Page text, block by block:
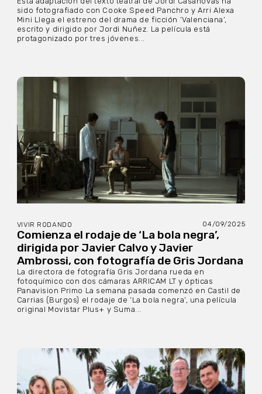
sido fotografiado con Cooke Speed Panchro y Arri Alexa
Mini Llega el estreno del drama de ficción ‘Valenciana’,
escrito y dirigido por Jordi Nuñez. La película está
protagonizado por tres jóvenes...
VIVIR RODANDO 04/09/2025
Comienza el rodaje de ‘La bola negra’,
dirigida por Javier Calvo y Javier
Ambrossi, con fotografía de Gris Jordana
La directora de fotografía Gris Jordana rueda en
fotoquímico con dos cámaras ARRICAM LT y ópticas
Panavision Primo La semana pasada comenzó en Castil de
Carrias (Burgos) el rodaje de ‘La bola negra’, una película
original Movistar Plus+ y Suma...